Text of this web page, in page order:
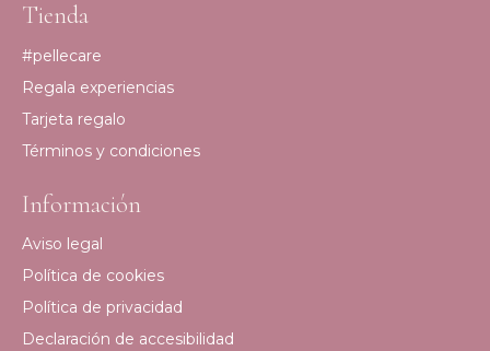
Tienda
#pellecare
Regala experiencias
Tarjeta regalo
Términos y condiciones
Información
Aviso legal
Política de cookies
Política de privacidad
Declaración de accesibilidad